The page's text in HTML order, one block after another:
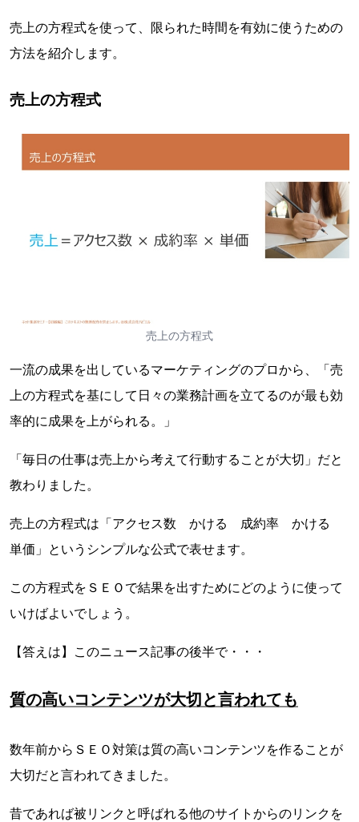
売上の方程式を使って、限られた時間を有効に使うための
方法を紹介します。
売上の方程式
売上の方程式
一流の成果を出しているマーケティングのプロから、「売
上の方程式を基にして日々の業務計画を立てるのが最も効
率的に成果を上がられる。」
「毎日の仕事は売上から考えて行動することが大切」だと
教わりました。
売上の方程式は「アクセス数 かける 成約率 かける
単価」というシンプルな公式で表せます。
この方程式をＳＥＯで結果を出すためにどのように使って
いけばよいでしょう。
【答えは】このニュース記事の後半で・・・
質の高いコンテンツが大切と言われても
数年前からＳＥＯ対策は質の高いコンテンツを作ることが
大切だと言われてきました。
昔であれば被リンクと呼ばれる他のサイトからのリンクを